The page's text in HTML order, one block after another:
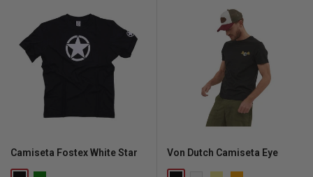
Camiseta Fostex White Star Von Dutch Camiseta Eye